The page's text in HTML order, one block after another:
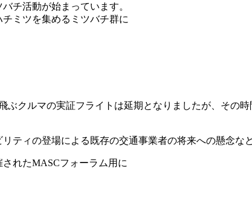
チ活動が始まっています。
ミツを集めるミツバチ群に
ぶクルマの実証フライトは延期となりましたが、その
ティの登場による既存の交通事業者の将来への懸念な
れたMASCフォーラム用に